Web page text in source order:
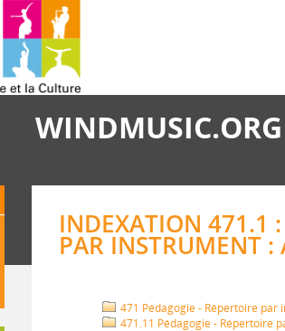
WINDMUSIC.ORG
INDEXATION 471.1 :
PAR INSTRUMENT :
471 Pédagogie - Répertoire par
471.11 Pédagogie - Répertoire